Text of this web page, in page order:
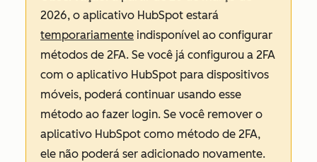
2026, o aplicativo HubSpot estará
temporariamente indisponível ao configurar
métodos de 2FA. Se você já configurou a 2FA
com o aplicativo HubSpot para dispositivos
móveis, poderá continuar usando esse
método ao fazer login. Se você remover o
aplicativo HubSpot como método de 2FA,
ele não poderá ser adicionado novamente.